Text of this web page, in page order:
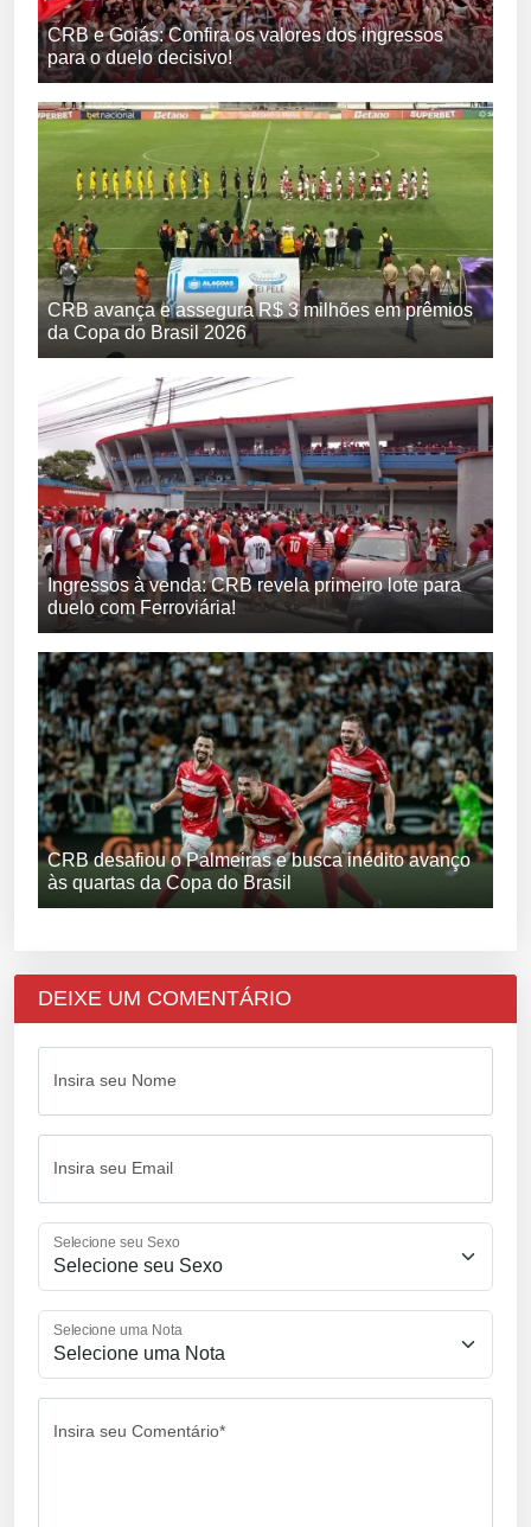
CRB e Goiás: Confira os valores dos ingressos
para o duelo decisivo!
CRB avança e assegura R$ 3 milhões em prêmios
da Copa do Brasil 2026
Ingressos à venda: CRB revela primeiro lote para
duelo com Ferroviária!
CRB desafiou o Palmeiras e busca inédito avanço
às quartas da Copa do Brasil
DEIXE UM COMENTÁRIO
Insira seu Nome
Insira seu Email
Selecione seu Sexo
Selecione uma Nota
Insira seu Comentário*